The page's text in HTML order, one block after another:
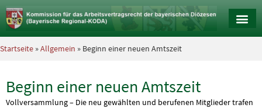
Startseite »Allgemein » Beginn einer neuen Amtszeit
Beginn einer neuen Amtszeit
Vollversammlung – Die neu gewählten und berufenen Mitglieder trafen